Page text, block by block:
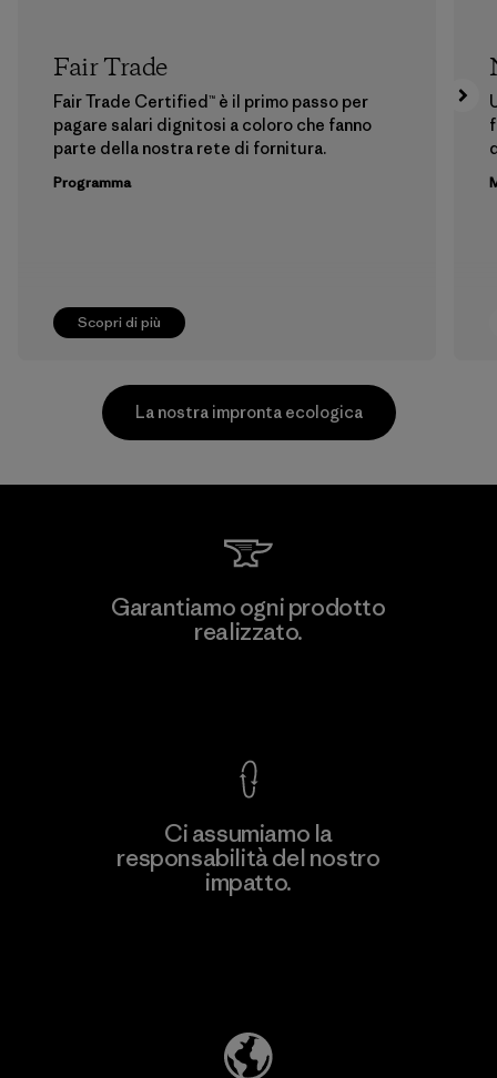
Scopri di più
Fair Trade
Fair Trade Certified™ è il primo passo per
pagare salari dignitosi a coloro che fanno
parte della nostra rete di fornitura.
Programma
Scopri di più
Toray International, Inc.
La nostra impronta ecologica
Garantiamo ogni prodotto
realizzato.
Ci assumiamo la
responsabilità del nostro
impatto.